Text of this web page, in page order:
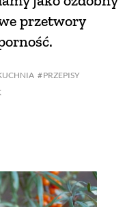
PRZEPISY
przetwory